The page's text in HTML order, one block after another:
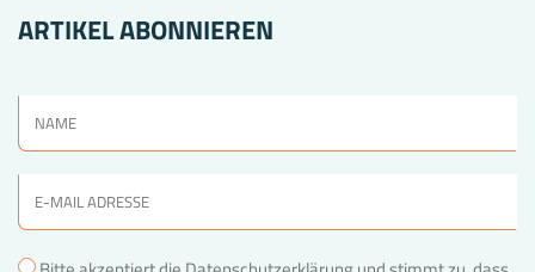
ARTIKEL ABONNIEREN